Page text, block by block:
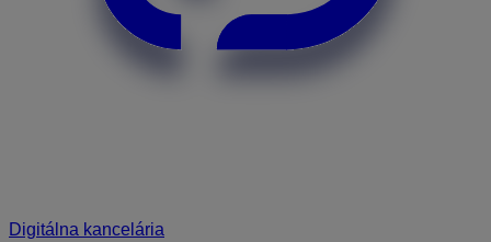
Digitálna kancelária